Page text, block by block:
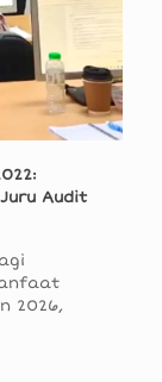
Audit
2026,